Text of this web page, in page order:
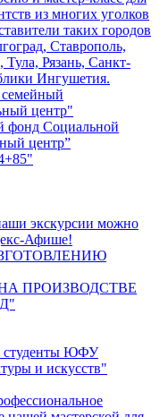
из многих уголков
таких городов
Ставрополь,
Рязань, Санкт-
Ингушетия.
центр"
фонд Социальной
центр”
экскурсии можно
Афише!
ПРОИЗВОДСТВЕ
студенты ЮФУ
и искусств"